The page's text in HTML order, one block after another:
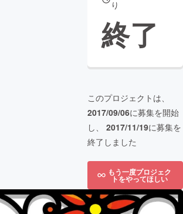
り
終了
このプロジェクトは、
2017/09/06に募集を開始
し、 2017/11/19に募集を
終了しました
もう一度プロジェク
トをやってほしい